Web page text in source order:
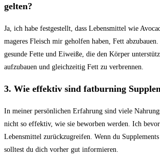
gelten?
Ja, ich habe festgestellt, dass Lebensmittel wie
mageres Fleisch ‌mir geholfen‍ haben, Fett abzubauen.
gesunde Fette und Eiweiße, die den Körper
aufzubauen und gleichzeitig Fett zu verbrennen.
3. Wie effektiv sind fatburning
In meiner persönlichen Erfahrung sind ⁢viele
nicht so​ effektiv, wie sie beworben werden. Ich
Lebensmittel zurückzugreifen. Wenn du
solltest du dich vorher gut informieren.